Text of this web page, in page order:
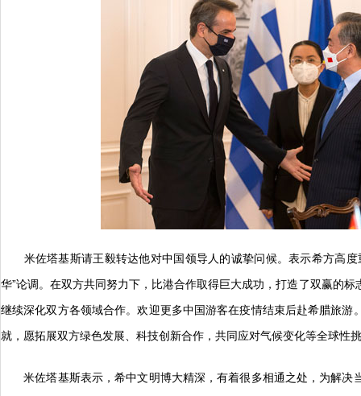
米佐塔基斯请王毅转达他对中国领导人的诚挚问候。表示希方高度
华”论调。在双方共同努力下，比港合作取得巨大成功，打造了双赢的
继续深化双方各领域合作。欢迎更多中国游客在疫情结束后赴希腊旅
就，愿拓展双方绿色发展、科技创新合作，共同应对气候变化等全球性
米佐塔基斯表示，希中文明博大精深，有着很多相通之处，为解决